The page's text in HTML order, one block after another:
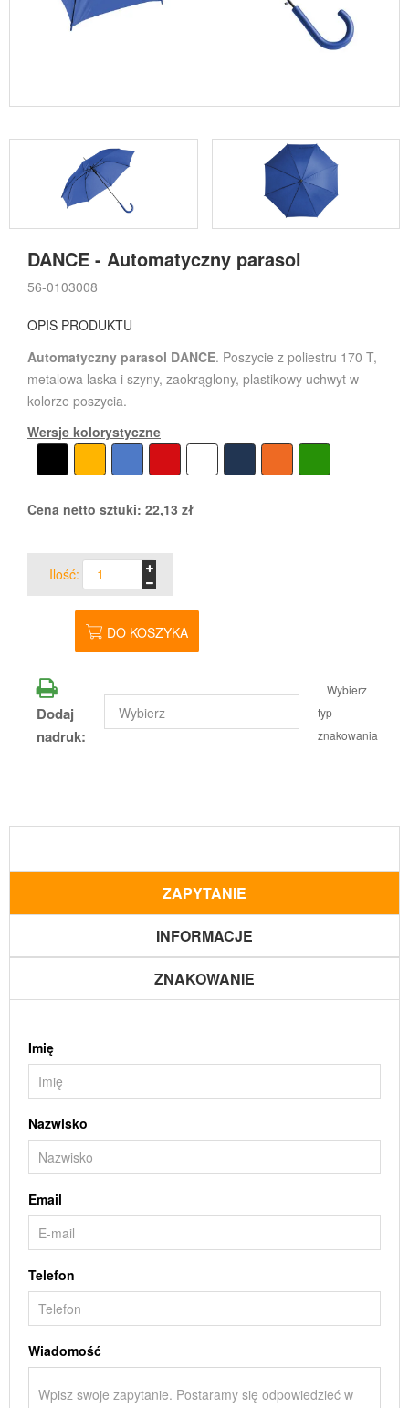
DANCE - Automatyczny parasol
56-0103008
OPIS PRODUKTU
Automatyczny parasol DANCE. Poszycie z poliestru 170 T,
metalowa laska i szyny, zaokrąglony, plastikowy uchwyt w
kolorze poszycia.
Wersje kolorystyczne
Cena netto sztuki: 22,13 zł
Ilość:
DO KOSZYKA
Dodaj
nadruk:
Wybierz
typ
znakowania
ZAPYTANIE
INFORMACJE
ZNAKOWANIE
Imię
Nazwisko
Email
Telefon
Wiadomość